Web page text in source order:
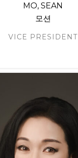
MO, SEAN
모션
VICE PRESIDENT